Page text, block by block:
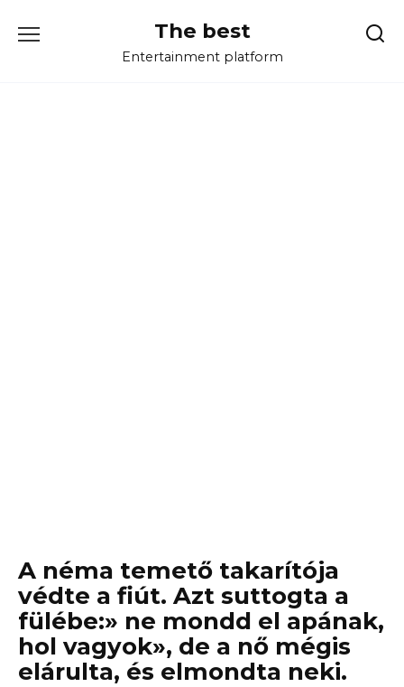
The best
Entertainment platform
A néma temető takarítója
védte a fiút. Azt suttogta a
fülébe:» ne mondd el apának,
hol vagyok», de a nő mégis
elárulta, és elmondta neki.